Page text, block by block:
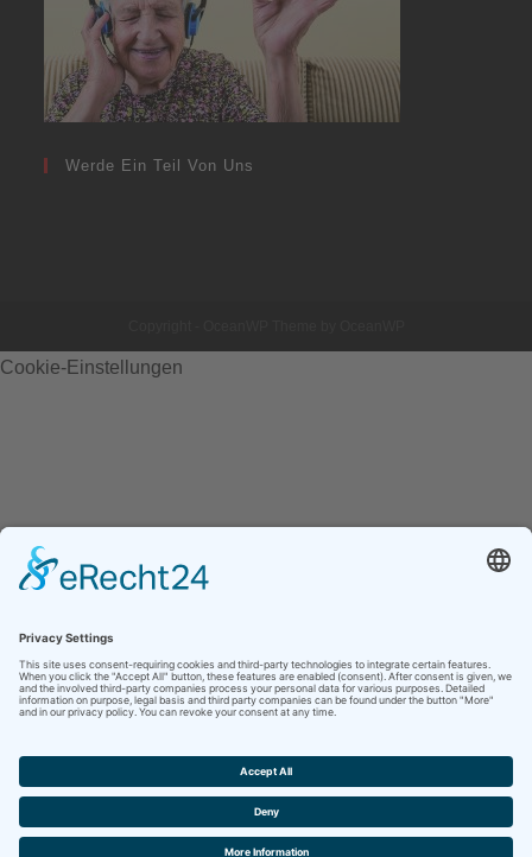
Werde Ein Teil Von Uns
Cookie-Einstellungen